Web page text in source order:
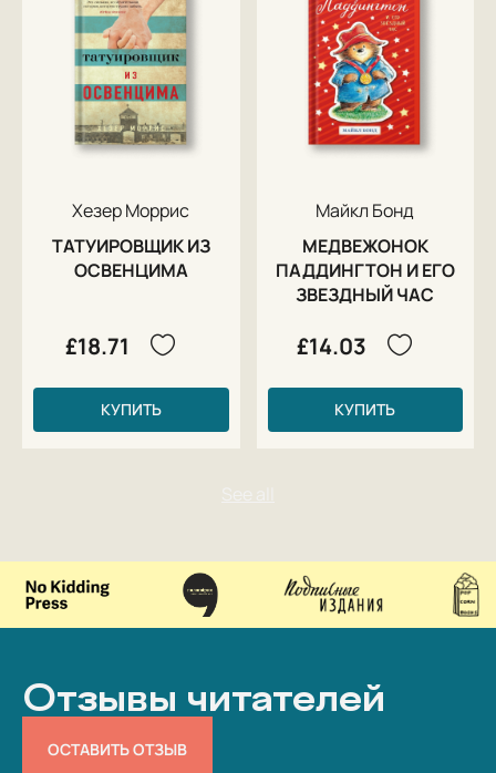
Хезер Моррис
ТАТУИРОВЩИК ИЗ
ОСВЕНЦИМА
£18.71
КУПИТЬ
Майкл Бонд
МЕДВЕЖОНОК
ПАДДИНГТОН И ЕГО
ЗВЕЗДНЫЙ ЧАС
£14.03
КУПИТЬ
Отзывы читателей
ОСТАВИТЬ ОТЗЫВ